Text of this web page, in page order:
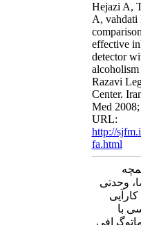
Hejazi A,
A, vahdati
effective
detector
Razavi
Center.
Med
URL:
http://
fa.html
وحدتی
با